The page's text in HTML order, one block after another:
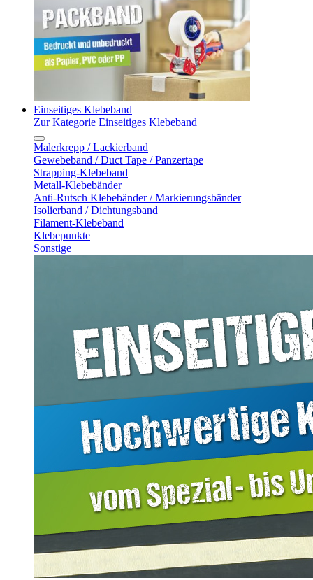
Einseitiges Klebeband
Zur Kategorie Einseitiges Klebeband
Malerkrepp / Lackierband
Gewebeband / Duct Tape / Panzertape
Strapping-Klebeband
Metall-Klebebänder
Anti-Rutsch Klebebänder / Markierungsbänder
Isolierband / Dichtungsband
Filament-Klebeband
Klebepunkte
Sonstige